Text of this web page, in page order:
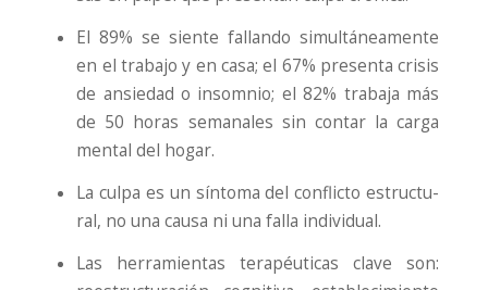
El 89% se sien­te fallan­do simul­tá­nea­men­te
en el tra­ba­jo y en casa; el 67% pre­sen­ta cri­sis
de ansie­dad o insom­nio; el 82% tra­ba­ja más
de 50 horas sema­na­les sin con­tar la car­ga
men­tal del hogar.
La cul­pa es un sín­to­ma del con­flic­to estruc­tu­
ral, no una cau­sa ni una falla indi­vi­dual.
Las herra­mien­tas tera­péu­ti­cas cla­ve son: